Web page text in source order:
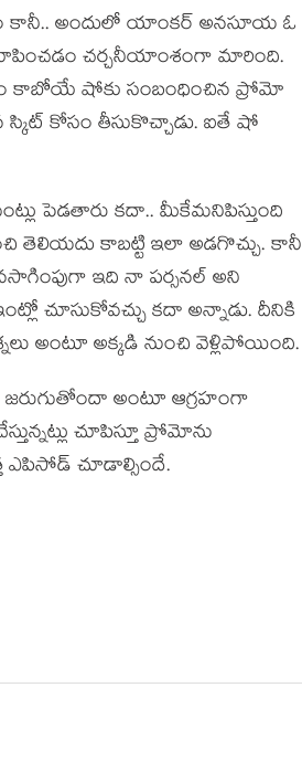
కానీ.. అందులో యాంక‌ర్ అన‌సూయ ఓ
చ‌ర్చ‌నీయాంశంగా మారింది.
కాబోయే షోకు సంబంధించిన ప్రోమో
కోసం తీసుకొచ్చాడు. ఐతే షో
పెడ‌తారు క‌దా.. మీకేమ‌నిపిస్తుంది
తెలియ‌దు కాబ‌ట్టి ఇలా అడ‌గొచ్చు. కానీ
ఇది నా ప‌ర్స‌న‌ల్ అని
చూసుకోవ‌చ్చు క‌దా అన్నాడు. దీనికి
అంటూ అక్క‌డి నుంచి వెళ్లిపోయింది.
అంటూ ఆగ్ర‌హంగా
చూపిస్తూ ప్రోమోను
చూడాల్సిందే.